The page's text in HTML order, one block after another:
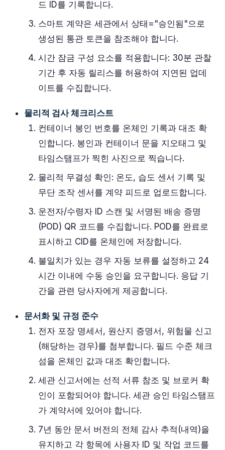
드 ID를 기록합니다.
스마트 계약은 세관에서 상태="승인됨"으로
생성된 통관 토큰을 참조해야 합니다.
시간 잠금 구성 요소를 적용합니다: 30분 관찰
기간 후 자동 릴리스를 허용하여 지연된 업데
이트를 수집합니다.
물리적 검사 체크리스트
컨테이너 봉인 번호를 온체인 기록과 대조 확
인합니다. 봉인과 컨테이너 문을 지오태그 및
타임스탬프가 찍힌 사진으로 찍습니다.
물리적 무결성 확인: 온도, 습도 센서 기록 및
무단 조작 센서를 계약 피드로 업로드합니다.
운전자/수령자 ID 스캔 및 서명된 배송 증명
(POD) QR 코드를 수집합니다. POD를 완료로
표시하고 CID를 온체인에 저장합니다.
불일치가 있는 경우 자동 보류를 설정하고 24
시간 이내에 수동 승인을 요구합니다. 응답 기
간을 관련 당사자에게 제공합니다.
문서화 및 규정 준수
전자 포장 명세서, 원산지 증명서, 위험물 신고
(해당하는 경우)를 첨부합니다. 필드 수준 체크
섬을 온체인 값과 대조 확인합니다.
세관 신고서에는 선적 서류 참조 및 브로커 확
인이 포함되어야 합니다. 세관 승인 타임스탬프
가 계약서에 있어야 합니다.
7년 동안 문서 버전의 전체 감사 추적(내역)을
유지하고 각 항목에 사용자 ID 및 작업 코드를